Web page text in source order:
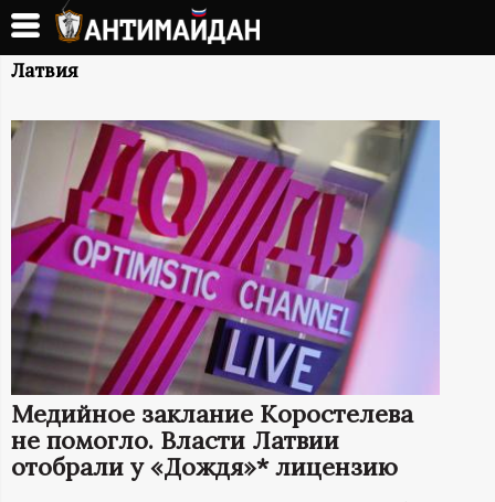
Перейти
основному
А
Н
Т
И
М
А
Й
Д
Латвия
Медийное заклание Коростелева
не помогло. Власти Латвии
отобрали у «Дождя»* лицензию